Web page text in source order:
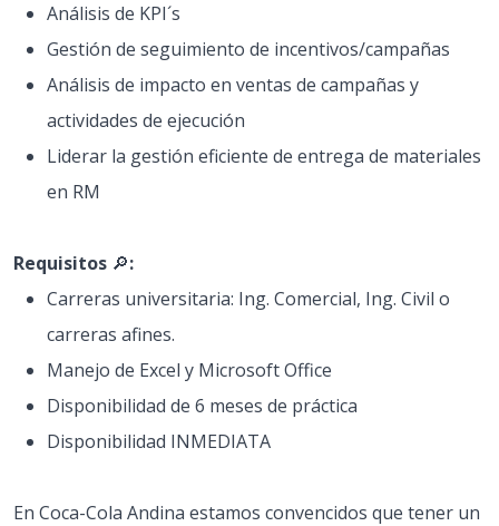
Análisis de KPI´s
Gestión de seguimiento de incentivos/campañas
Análisis de impacto en ventas de campañas y
actividades de ejecución
Liderar la gestión eficiente de entrega de materiales
en RM
Requisitos 🔎:
Carreras universitaria: Ing. Comercial, Ing. Civil o
carreras afines.
Manejo de Excel y Microsoft Office
Disponibilidad de 6 meses de práctica
Disponibilidad INMEDIATA
En Coca-Cola Andina estamos convencidos que tener un